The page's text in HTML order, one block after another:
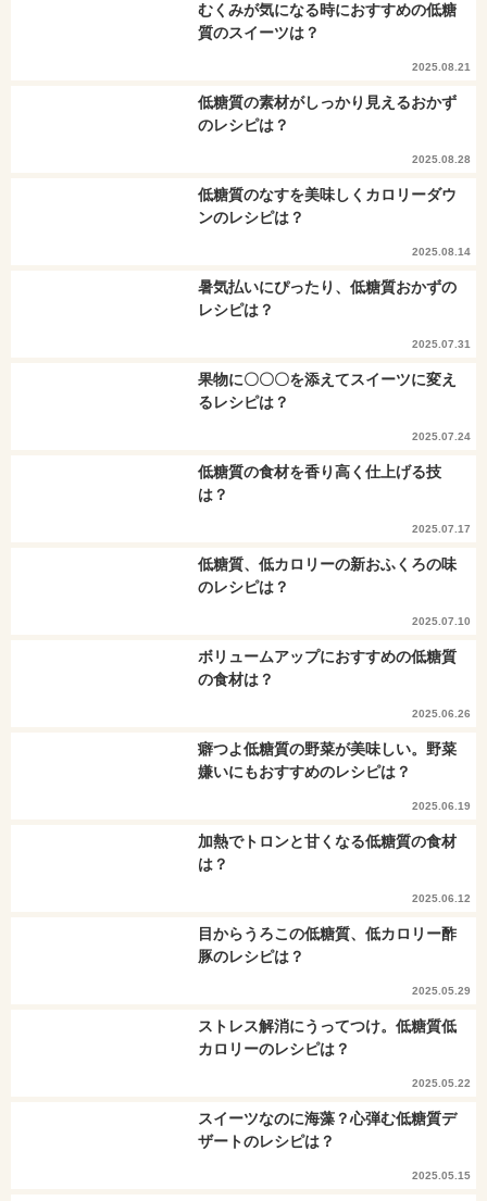
むくみが気になる時におすすめの低糖
質のスイーツは？
2025.08.21
低糖質の素材がしっかり見えるおかず
のレシピは？
2025.08.28
低糖質のなすを美味しくカロリーダウ
ンのレシピは？
2025.08.14
暑気払いにぴったり、低糖質おかずの
レシピは？
2025.07.31
果物に〇〇〇を添えてスイーツに変え
るレシピは？
2025.07.24
低糖質の食材を香り高く仕上げる技
は？
2025.07.17
低糖質、低カロリーの新おふくろの味
のレシピは？
2025.07.10
ボリュームアップにおすすめの低糖質
の食材は？
2025.06.26
癖つよ低糖質の野菜が美味しい。野菜
嫌いにもおすすめのレシピは？
2025.06.19
加熱でトロンと甘くなる低糖質の食材
は？
2025.06.12
目からうろこの低糖質、低カロリー酢
豚のレシピは？
2025.05.29
ストレス解消にうってつけ。低糖質低
カロリーのレシピは？
2025.05.22
スイーツなのに海藻？心弾む低糖質デ
ザートのレシピは？
2025.05.15